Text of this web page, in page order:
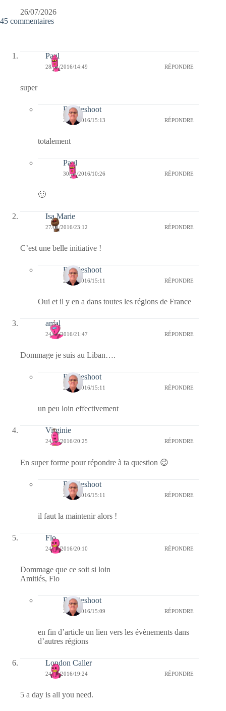
26/07/2026
45 commentaires
Paul
28/01/2016/14:49 RÉPONDRE
super
Bernieshoot
28/01/2016/15:13 RÉPONDRE
totalement
Paul
30/01/2016/10:26 RÉPONDRE
🙂
Isa Marie
27/01/2016/23:12 RÉPONDRE
C’est une belle initiative !
Bernieshoot
28/01/2016/15:11 RÉPONDRE
Oui et il y en a dans toutes les régions de France
amal
24/01/2016/21:47 RÉPONDRE
Dommage je suis au Liban….
Bernieshoot
28/01/2016/15:11 RÉPONDRE
un peu loin effectivement
Virginie
24/01/2016/20:25 RÉPONDRE
En super forme pour répondre à ta question 😉
Bernieshoot
28/01/2016/15:11 RÉPONDRE
il faut la maintenir alors !
Flo
24/01/2016/20:10 RÉPONDRE
Dommage que ce soit si loin
Amitiés, Flo
Bernieshoot
28/01/2016/15:09 RÉPONDRE
en fin d’article un lien vers les évènements dans
d’autres régions
London Caller
24/01/2016/19:24 RÉPONDRE
5 a day is all you need.